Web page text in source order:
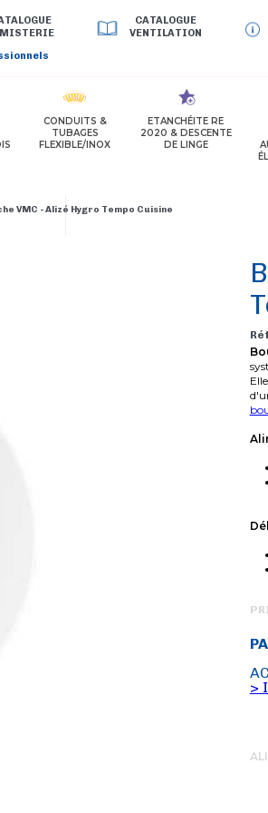
CATALOGUE
VENTILATION
CONDUITS &
TUBAGES
FLEXIBLE/INOX
ETANCHÉITE RE
2020 & DESCENTE
DE LINGE
VMC - Alizé Hygro Tempo Cuisine
>